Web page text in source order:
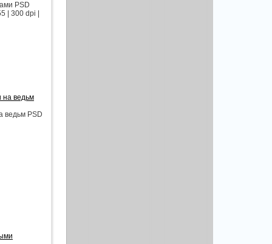
PSD
| 300 dpi |
на ведьм
ведьм PSD